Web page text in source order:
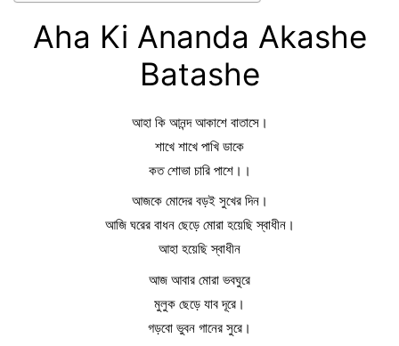
Aha Ki Ananda Akashe
Batashe
আহা কি আনন্দ আকাশে বাতাসে।
শাখে শাখে পাখি ডাকে
কত শোভা চারি পাশে।।
আজকে মোদের বড়ই সুখের দিন।
আজি ঘরের বাধন ছেড়ে মোরা হয়েছি স্বাধীন।
আহা হয়েছি স্বাধীন
আজ আবার মোরা ভবঘুরে
মুলুক ছেড়ে যাব দূরে।
গড়বো ভুবন গানের সুরে।